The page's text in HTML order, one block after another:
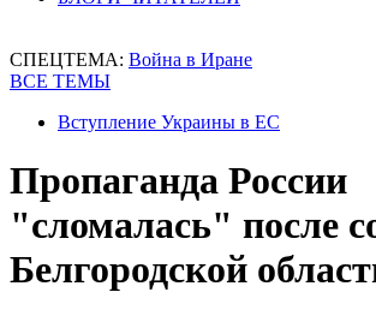
СПЕЦТЕМА: Война в Иране
ВСЕ ТЕМЫ
Вступление Украины в ЕС
Пропаганда России
"сломалась" после
Белгородской